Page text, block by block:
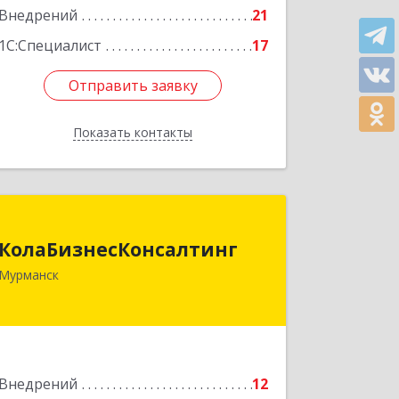
Внедрений
21
1С:Специалист
17
Отправить заявку
Показать контакты
Отправить заявку
Назад
КолаБизнесКонсалтинг
Мурманск
Внедрений 12
Подробнее